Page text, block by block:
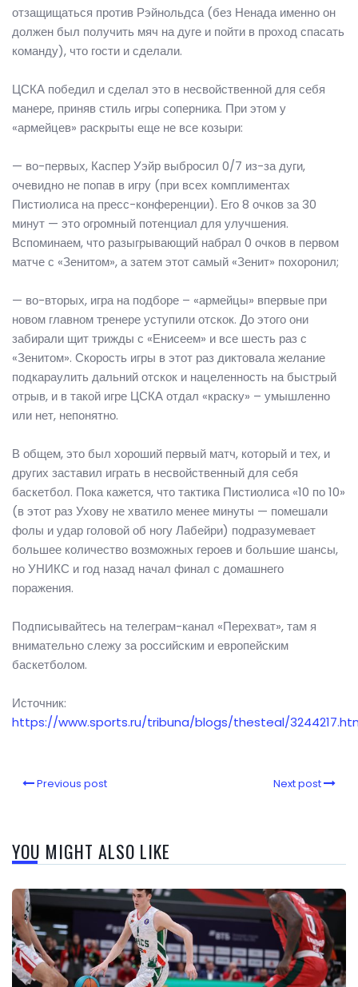
отзащищаться против Рэйнольдса (без Ненада именно он
должен был получить мяч на дуге и пойти в проход спасать
команду), что гости и сделали.
ЦСКА победил и сделал это в несвойственной для себя
манере, приняв стиль игры соперника. При этом у
«армейцев» раскрыты еще не все козыри:
— во-первых, Каспер Уэйр выбросил 0/7 из-за дуги,
очевидно не попав в игру (при всех комплиментах
Пистиолиса на пресс-конференции). Его 8 очков за 30
минут — это огромный потенциал для улучшения.
Вспоминаем, что разыгрывающий набрал 0 очков в первом
матче с «Зенитом», а затем этот самый «Зенит» похоронил;
— во-вторых, игра на подборе – «армейцы» впервые при
новом главном тренере уступили отскок. До этого они
забирали щит трижды с «Енисеем» и все шесть раз с
«Зенитом». Скорость игры в этот раз диктовала желание
подкараулить дальний отскок и нацеленность на быстрый
отрыв, и в такой игре ЦСКА отдал «краску» – умышленно
или нет, непонятно.
В общем, это был хороший первый матч, который и тех, и
других заставил играть в несвойственный для себя
баскетбол. Пока кажется, что тактика Пистиолиса «10 по 10»
(в этот раз Ухову не хватило менее минуты — помешали
фолы и удар головой об ногу Лабейри) подразумевает
большее количество возможных героев и большие шансы,
но УНИКС и год назад начал финал с домашнего
поражения.
Подписывайтесь на телеграм-канал «Перехват», там я
внимательно слежу за российским и европейским
баскетболом.
Источник:
https://www.sports.ru/tribuna/blogs/thesteal/
Previous post Next post
YOU MIGHT ALSO LIKE